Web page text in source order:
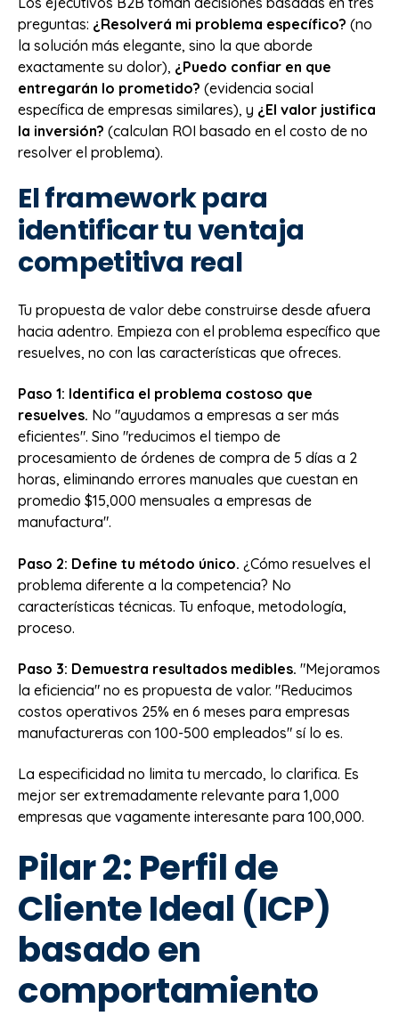
preguntas: ¿Resolverá mi problema específico? (no
la solución más elegante, sino la que aborde
exactamente su dolor), ¿Puedo confiar en que
entregarán lo prometido? (evidencia social
específica de empresas similares), y ¿El valor justifica
la inversión? (calculan ROI basado en el costo de no
resolver el problema).
El framework para
identificar tu ventaja
competitiva real
Tu propuesta de valor debe construirse desde afuera
hacia adentro. Empieza con el problema específico que
resuelves, no con las características que ofreces.
Paso 1: Identifica el problema costoso que
resuelves. No "ayudamos a empresas a ser más
eficientes". Sino "reducimos el tiempo de
procesamiento de órdenes de compra de 5 días a 2
horas, eliminando errores manuales que cuestan en
promedio $15,000 mensuales a empresas de
manufactura".
Paso 2: Define tu método único. ¿Cómo resuelves el
problema diferente a la competencia? No
características técnicas. Tu enfoque, metodología,
proceso.
Paso 3: Demuestra resultados medibles. "Mejoramos
la eficiencia" no es propuesta de valor. "Reducimos
costos operativos 25% en 6 meses para empresas
manufactureras con 100-500 empleados" sí lo es.
La especificidad no limita tu mercado, lo clarifica. Es
mejor ser extremadamente relevante para 1,000
empresas que vagamente interesante para 100,000.
Pilar 2: Perfil de
Cliente Ideal (ICP)
basado en
comportamiento